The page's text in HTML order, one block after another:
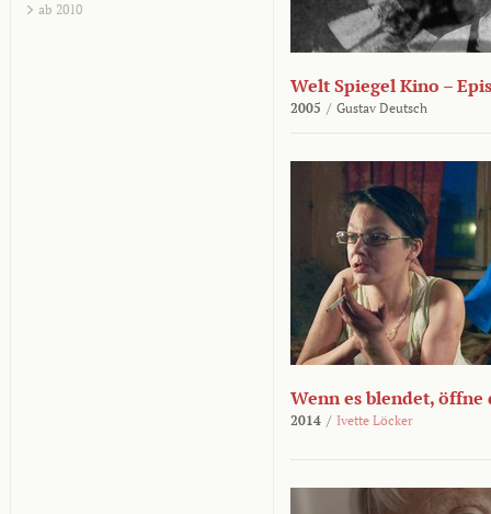
ab 2010
Welt Spiegel Kino –
2005 / Gustav Deutsch
Wenn es blendet, öffne
2014 / Ivette Löcker